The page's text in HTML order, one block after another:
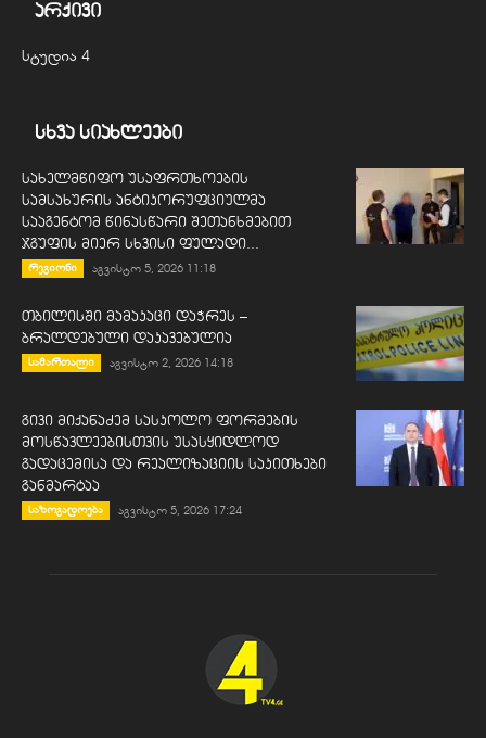
არქივი
სტუდია 4
სხვა სიახლეები
სახელმწიფო უსაფრთხოების
სამსახურის ანტიკორუფციულმა
სააგენტომ წინასწარი შეთანხმებით
ჯგუფის მიერ სხვისი ფულადი...
რეგიონი აგვისტო 5, 2026 11:18
თბილისში მამაკაცი დაჭრეს –
ბრალდებული დაკავებულია
სამართალი აგვისტო 2, 2026 14:18
გივი მიქანაძემ სასკოლო ფორმების
მოსწავლეებისთვის უსასყიდლოდ
გადაცემისა და რეალიზაციის საკითხები
განმარტაა
საზოგადოება აგვისტო 5, 2026 17:24